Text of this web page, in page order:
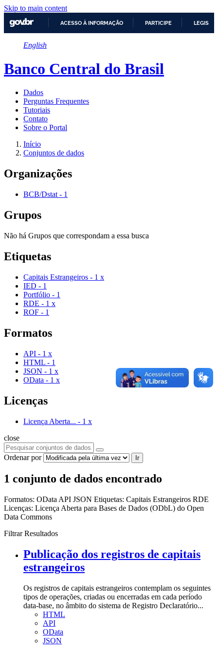
Skip to main content
CONTEÚDO
ACESSO À INFORMAÇÃO PARTICIPE
English
Banco Central do Brasil
Dados
Perguntas Frequentes
Tutoriais
Contato
Sobre o Portal
Início
Conjuntos de dados
Organizações
BCB/Dstat - 1
Grupos
Não há Grupos que correspondam a essa busca
Etiquetas
Capitais Estrangeiros - 1 x
IED - 1
Portfólio - 1
RDE - 1 x
ROF - 1
Formatos
API - 1 x
HTML - 1
JSON - 1 x
OData - 1 x
Licenças
Licença Aberta... - 1 x
close
Ordenar por Ir
1 conjunto de dados encontrado
Formatos: OData API JSON Etiquetas: Capitais Estrangeiros RDE
Licenças: Licença Aberta para Bases de Dados (ODbL) do Open
Data Commons
Filtrar Resultados
Publicação dos registros de capitais
estrangeiros
Os registros de capitais estrangeiros contemplam os seguintes
tipos de operações, criadas ou encerradas em cada período
data-base, no âmbito do sistema de Registro Declaratório...
HTML
API
OData
JSON